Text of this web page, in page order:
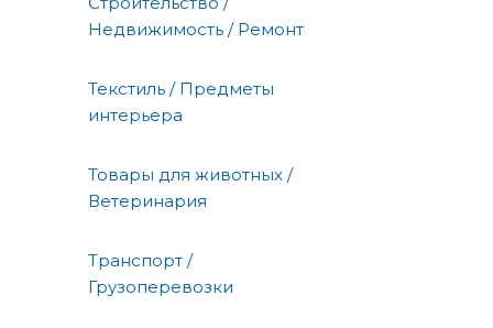
Недвижимость / Ремонт
Текстиль / Предметы
интерьера
Товары для животных /
Ветеринария
Транспорт /
Грузоперевозки